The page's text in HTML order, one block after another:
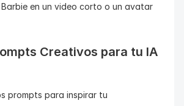
en un video corto o un avatar
Creativos para tu IA
prompts para inspirar tu